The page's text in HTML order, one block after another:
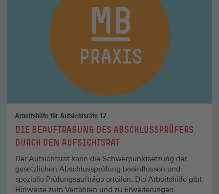
Arbeitshilfe für Aufsichtsräte 12
DIE BEAUFTRAGUNG DES ABSCHLUSSPRÜFERS
DURCH DEN AUFSICHTSRAT
Der Aufsichtsrat kann die Schwerpunktsetzung der
gesetzlichen Abschlussprüfung beeinflussen und
spezielle Prüfungsaufträge erteilen. Die Arbeitshilfe gibt
Hinweise zum Verfahren und zu Erweiterungen.